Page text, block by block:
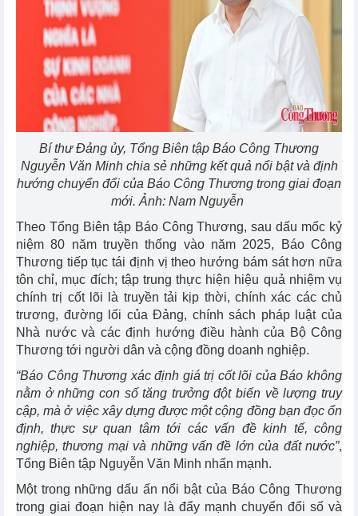
Bí thư Đảng ủy, Tổng Biên tập Báo Công Thương
Nguyễn Văn Minh chia sẻ những kết quả nổi bật và định
hướng chuyển đổi của Báo Công Thương trong giai đoạn
mới. Ảnh: Nam Nguyễn
Theo Tổng Biên tập Báo Công Thương, sau dấu mốc kỷ
niệm 80 năm truyền thống vào năm 2025, Báo Công
Thương tiếp tục tái định vị theo hướng bám sát hơn nữa
tôn chỉ, mục đích; tập trung thực hiện hiệu quả nhiệm vụ
chính trị cốt lõi là truyền tải kịp thời, chính xác các chủ
trương, đường lối của Đảng, chính sách pháp luật của
Nhà nước và các định hướng điều hành của Bộ Công
Thương tới người dân và cộng đồng doanh nghiệp.
“Báo Công Thương xác định giá trị cốt lõi của Báo không
nằm ở những con số tăng trưởng đột biến về lượng truy
cập, mà ở việc xây dựng được một cộng đồng bạn đọc ổn
định, thực sự quan tâm tới các vấn đề kinh tế, công
nghiệp, thương mại và những vấn đề lớn của đất nước”,
Tổng Biên tập Nguyễn Văn Minh nhấn mạnh.
Một trong những dấu ấn nổi bật của Báo Công Thương
trong giai đoạn hiện nay là đẩy mạnh chuyển đổi số và